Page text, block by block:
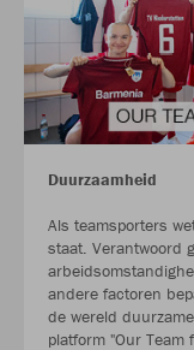
Duurzaamheid
Als teamsporters
staat. Verantwoord
andere factoren
de wereld
platform "Our Team